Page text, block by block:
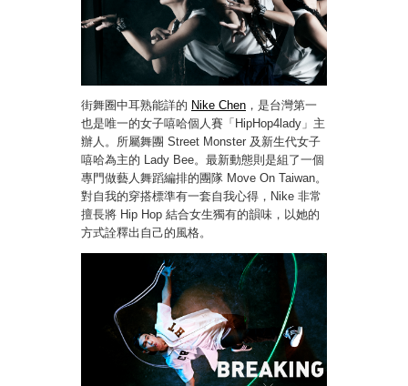
街舞圈中耳熟能詳的 Nike Chen ，是台灣第一
也是唯一的女子嘻哈個人賽「HipHop4lady」主
辦人。所屬舞團 Street Monster 及新生代女子
嘻哈為主的 Lady Bee。最新動態則是組了一個
專門做藝人舞蹈編排的團隊 Move On Taiwan。
對自我的穿搭標準有一套自我心得，Nike 非常
擅長將 Hip Hop 結合女生獨有的韻味，以她的
方式詮釋出自己的風格。